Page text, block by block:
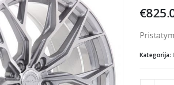
€
Kategorija: